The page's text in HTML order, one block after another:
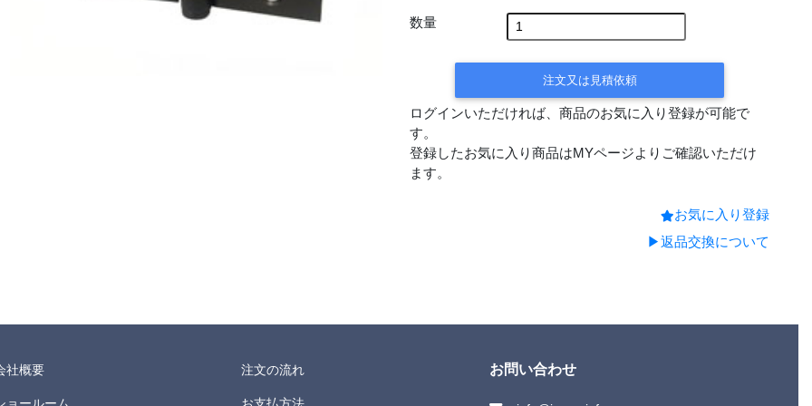
数量
注文又は見積依頼
ログインいただければ、商品のお気に入り登録が可能で
す。
登録したお気に入り商品はMYページよりご確認いただけ
ます。
お気に入り登録
▶返品交換について
社概要 注文の流れ お問い合わせ